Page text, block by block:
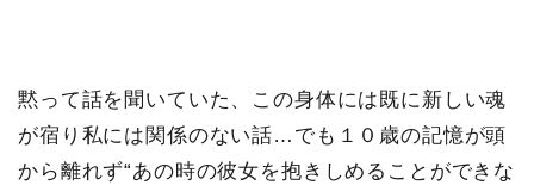
黙って話を聞いていた、この身体には既に新しい魂
が宿り私には関係のない話…でも１０歳の記憶が頭
から離れず“あの時の彼女を抱きしめることができな